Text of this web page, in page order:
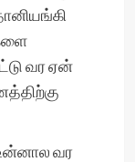
வர ஏன்
வர